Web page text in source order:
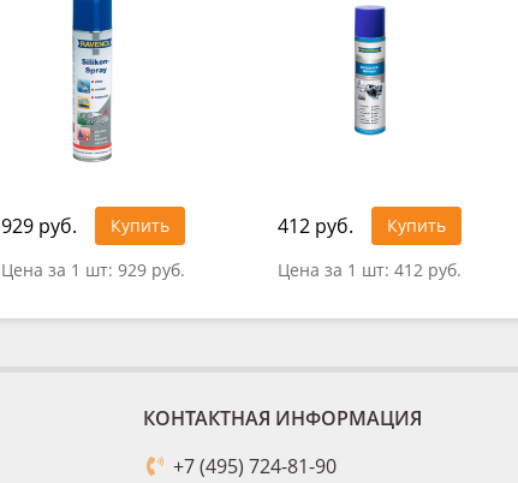
929 руб.
Купить
Цена за 1 шт: 929 руб.
412 руб.
Купить
Цена за 1 шт: 412 руб.
КОНТАКТНАЯ ИНФОРМАЦИЯ
+7 (495) 724-81-90